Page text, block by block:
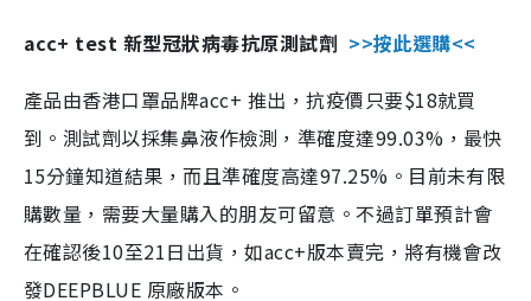
acc+ test 新型冠狀病毒抗原測試劑 >>按此選購<<
產品由香港口罩品牌acc+ 推出，抗疫價只要$18就買
到。測試劑以採集鼻液作檢測，準確度達99.03%，最快
15分鐘知道結果，而且準確度高達97.25%。目前未有限
購數量，需要大量購入的朋友可留意。不過訂單預計會
在確認後10至21日出貨，如acc+版本賣完，將有機會改
發DEEPBLUE 原廠版本。